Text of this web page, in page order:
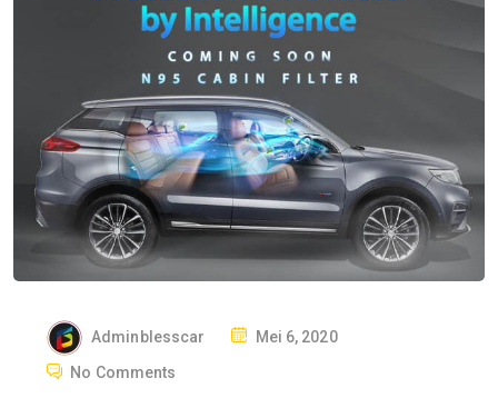
Adminblesscar
PMei 6, 2020
No Comments